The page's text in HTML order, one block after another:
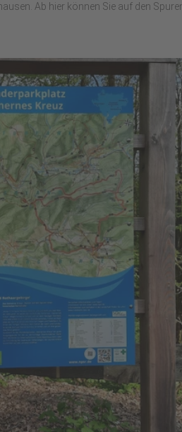
Ab hier können Sie auf den